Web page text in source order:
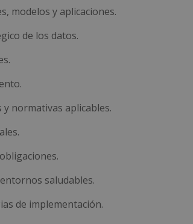
modelos y aplicaciones.
de los datos.
normativas aplicables.
saludables.
de implementación.